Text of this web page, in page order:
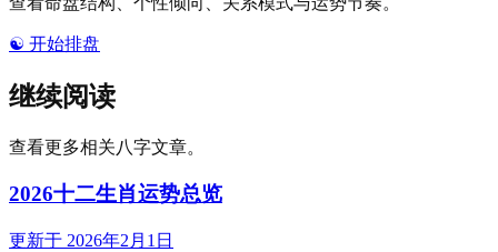
☯️ 开始排盘
继续阅读
查看更多相关八字文章。
2026十二生肖运势总览
更新于 2026年2月1日